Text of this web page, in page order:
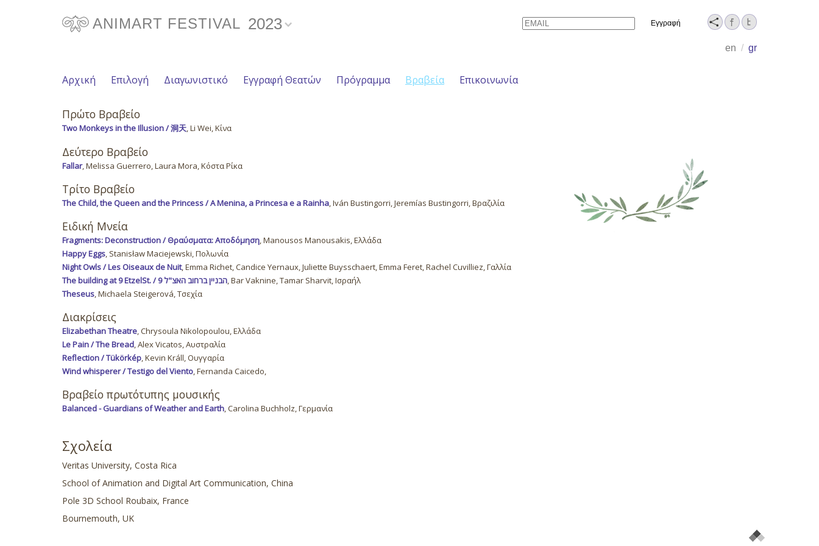
ANIMART FESTIVAL 2023
en / gr
Email Name
Αρχική Επιλογή Διαγωνιστικό Εγγραφή Θεατών Πρόγραμμα Βραβεία Επικοινωνία
Πρώτο Βραβείο
Two Monkeys in the Illusion / 洞天, Li Wei, Κίνα
Δεύτερο Βραβείο
Fallar, Melissa Guerrero, Laura Mora, Κόστα Ρίκα
Τρίτο Βραβείο
The Child, the Queen and the Princess / A Menina, a Princesa e a Rainha, Iván Bustingorri, Jeremías Bustingorri, Βραζιλία
Ειδική Μνεία
Fragments: Deconstruction / Θραύσματα: Αποδόμηση, Manousos Manousakis, Ελλάδα
Happy Eggs, Stanisław Maciejewski, Πολωνία
Night Owls / Les Oiseaux de Nuit, Emma Richet, Candice Yernaux, Juliette Buysschaert, Emma Feret, Rachel Cuvilliez, Γαλλία
The building at 9 EtzelSt. / הבניין ברחוב האצ"ל 9, Bar Vaknine, Tamar Sharvit, Ισραήλ
Theseus, Michaela Steigerová, Τσεχία
Διακρίσεις
Elizabethan Theatre, Chrysoula Nikolopoulou, Ελλάδα
Le Pain / The Bread, Alex Vicatos, Αυστραλία
Reflection / Tükörkép, Kevin Králl, Ουγγαρία
Wind whisperer / Testigo del Viento, Fernanda Caicedo,
Βραβείο πρωτότυπης μουσικής
Balanced - Guardians of Weather and Earth, Carolina Buchholz, Γερμανία
Σχολεία
Veritas University, Costa Rica
School of Animation and Digital Art Communication, China
Pole 3D School Roubaix, France
Bournemouth, UK